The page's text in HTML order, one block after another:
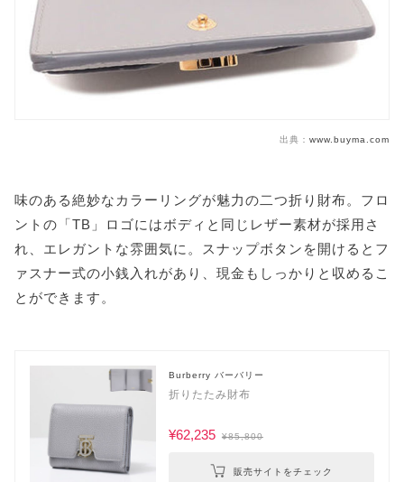
出典： www.buyma.com
味のある絶妙なカラーリングが魅力の二つ折り財布。フロ
ントの「TB」ロゴにはボディと同じレザー素材が採用さ
れ、エレガントな雰囲気に。スナップボタンを開けるとフ
ァスナー式の小銭入れがあり、現金もしっかりと収めるこ
とができます。
Burberry バーバリー
折りたたみ財布
¥62,235 ¥85,800
販売サイトをチェック